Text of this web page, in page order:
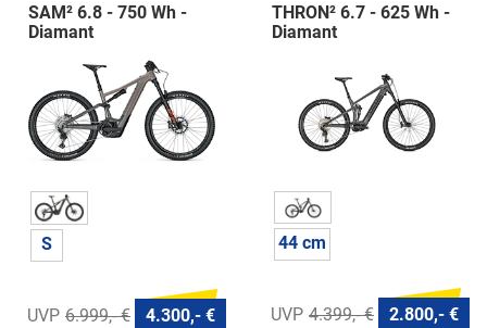
SAM² 6.8 - 750 Wh -
Diamant
S
6.999,- € 4.300,- €
THRON² 6.7 - 625 Wh -
Diamant
44 cm
4.399,- € 2.800,- €